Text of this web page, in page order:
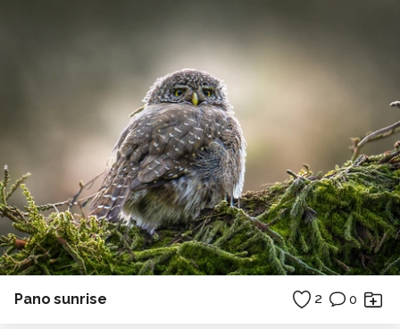
Pano sunrise 2 0